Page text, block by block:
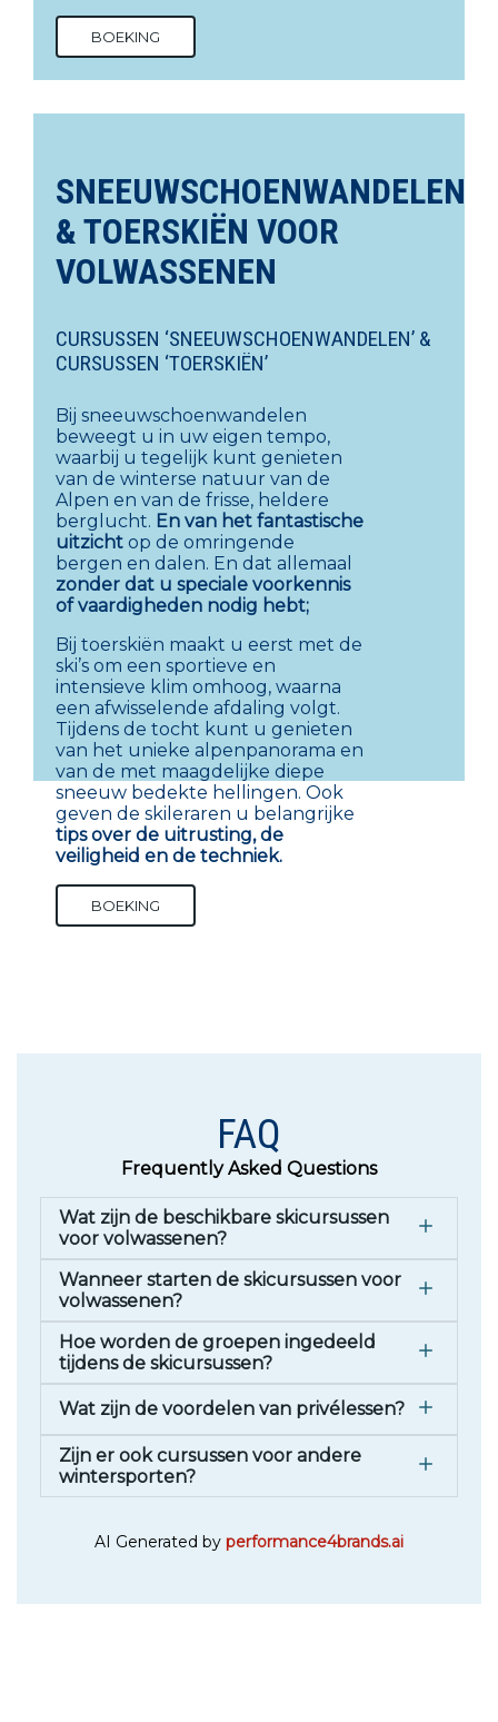
BOEKING
SNEEUWSCHOENWANDELEN
& TOERSKIËN VOOR
VOLWASSENEN
CURSUSSEN ‘SNEEUWSCHOENWANDELEN’ &
CURSUSSEN ‘TOERSKIËN’
Bij sneeuwschoenwandelen
beweegt u in uw eigen tempo,
waarbij u tegelijk kunt genieten
van de winterse natuur van de
Alpen en van de frisse, heldere
berglucht. En van het fantastische
uitzicht op de omringende
bergen en dalen. En dat allemaal
zonder dat u speciale voorkennis
of vaardigheden nodig hebt;
Bij toerskiën maakt u eerst met de
ski’s om een sportieve en
intensieve klim omhoog, waarna
een afwisselende afdaling volgt.
Tijdens de tocht kunt u genieten
van het unieke alpenpanorama en
van de met maagdelijke diepe
sneeuw bedekte hellingen. Ook
geven de skileraren u belangrijke
tips over de uitrusting, de
veiligheid en de techniek.
BOEKING
FAQ
Frequently Asked Questions
Wat zijn de beschikbare skicursussen
voor volwassenen?
Wanneer starten de skicursussen voor
volwassenen?
Hoe worden de groepen ingedeeld
tijdens de skicursussen?
Wat zijn de voordelen van privélessen?
Zijn er ook cursussen voor andere
wintersporten?
AI Generated by performance4brands.ai